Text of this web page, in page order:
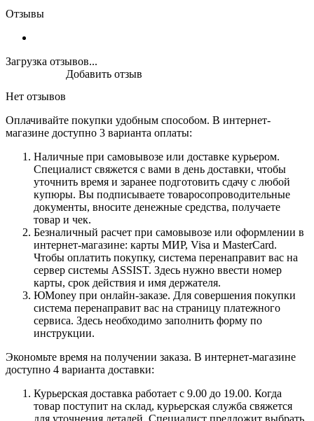
Отзывы
Загрузка отзывов...
Нет отзывов
Добавить отзыв
Оплачивайте покупки удобным способом. В интернет-
магазине доступно 3 варианта оплаты:
Наличные при самовывозе или доставке курьером.
Специалист свяжется с вами в день доставки, чтобы
уточнить время и заранее подготовить сдачу с любой
купюры. Вы подписываете товаросопроводительные
документы, вносите денежные средства, получаете
товар и чек.
Безналичный расчет при самовывозе или оформлении в
интернет-магазине: карты МИР, Visa и MasterCard.
Чтобы оплатить покупку, система перенаправит вас на
сервер системы ASSIST. Здесь нужно ввести номер
карты, срок действия и имя держателя.
ЮMoney при онлайн-заказе. Для совершения покупки
система перенаправит вас на страницу платежного
сервиса. Здесь необходимо заполнить форму по
инструкции.
Экономьте время на получении заказа. В интернет-магазине
доступно 4 варианта доставки:
Курьерская доставка работает с 9.00 до 19.00. Когда
товар поступит на склад, курьерская служба свяжется
для уточнения деталей. Специалист предложит выбрать